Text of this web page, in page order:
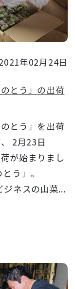
年02月24日
とう」の出荷
とう」を出荷
2月23日
が始まりまし
う」。
ジネスの山菜...